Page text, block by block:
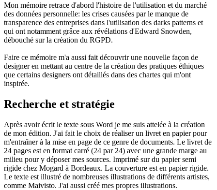
Mon mémoire retrace d'abord l'histoire de l'utilisation et du marché
des données personnelle: les crises causées par le manque de
transparence des entreprises dans l'utilisation des darks patterns et
qui ont notamment grâce aux révélations d'Edward Snowden,
débouché sur la création du RGPD.
Faire ce mémoire m'a aussi fait découvrir une nouvelle façon de
designer en mettant au centre de la création des pratiques éthiques
que certains designers ont détaillés dans des chartes qui m'ont
inspirée.
Recherche et stratégie
Après avoir écrit le texte sous Word je me suis attelée à la création
de mon édition. J'ai fait le choix de réaliser un livret en papier pour
m'entraîner à la mise en page de ce genre de documents. Le livret de
24 pages est en format carré (24 par 24) avec une grande marge au
milieu pour y déposer mes sources. Imprimé sur du papier semi
rigide chez Mogard à Bordeaux. La couverture est en papier rigide.
Le texte est illustré de nombreuses illustrations de différents artistes,
comme Maivisto. J'ai aussi créé mes propres illustrations.